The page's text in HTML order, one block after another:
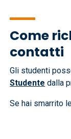
Come
contatti
Gli studenti
Studente dalla
Se hai smarrito